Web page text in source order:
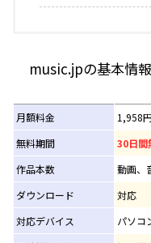
music.jpの基本情報
月額料金
1,958
無料期間
30日間
作品本数
動画、
ダウンロード
対応
対応デバイス
パソコ